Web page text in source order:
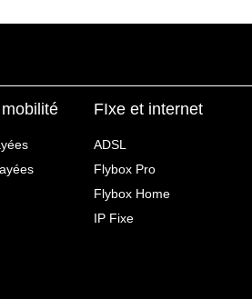
FIxe et internet
ADSL
Flybox Pro
Flybox Home
IP Fixe